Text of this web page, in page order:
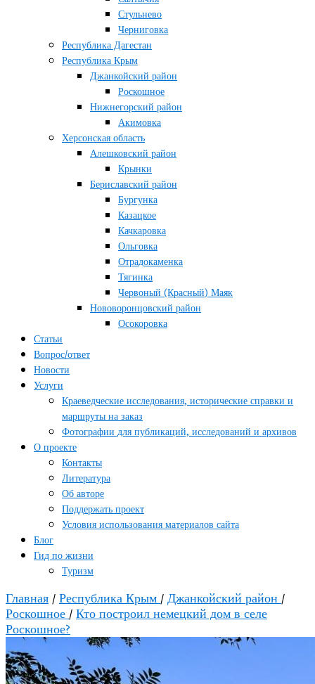
Стульнево
Черниговка
Республика Дагестан
Республика Крым
Джанкойский район
Роскошное
Нижнегорский район
Акимовка
Херсонская область
Алешковский район
Крынки
Бериславский район
Бургунка
Казацкое
Качкаровка
Ольговка
Отрадокаменка
Тягинка
Червоный (Красный) Маяк
Нововоронцовский район
Осокоровка
Статьи
Вопрос/ответ
Новости
Услуги
Краеведческие исследования, исторические справки и
маршруты на заказ
Фотографии для публикаций, исследований и архивов
О проекте
Контакты
Литература
Об авторе
Поддержать проект
Условия использования материалов сайта
Блог
Гид по жизни
Туризм
Главная / Республика Крым / Джанкойский район /
Роскошное / Кто построил немецкий дом в селе
Роскошное?